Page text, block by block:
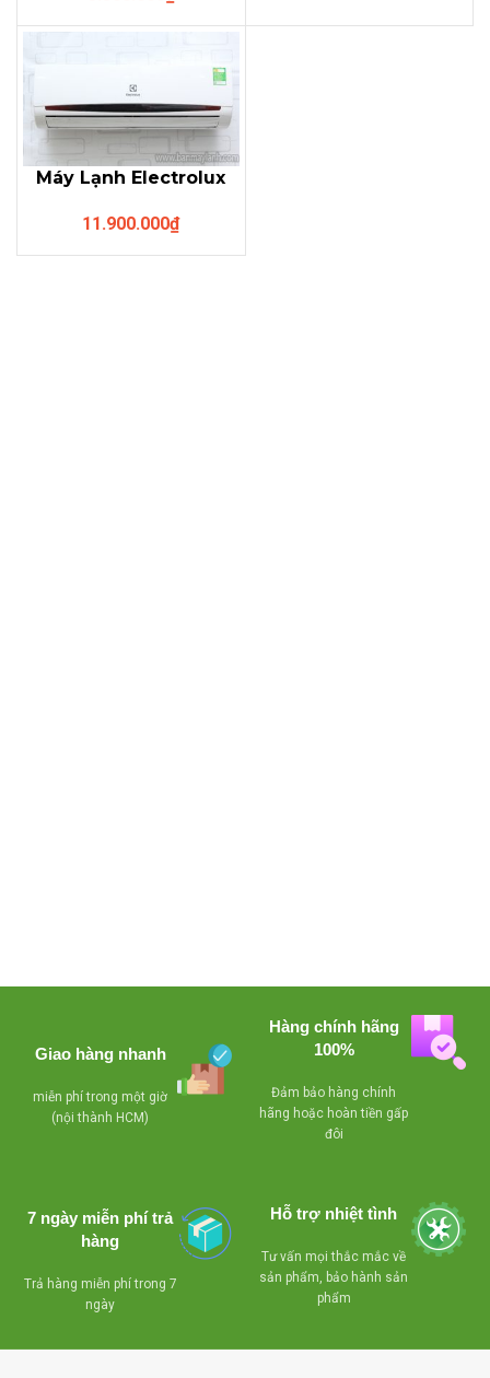
Máy Lạnh Electrolux
11.900.000₫
Giao hàng nhanh
miễn phí trong một giờ
(nội thành HCM)
Hàng chính hãng
100%
Đảm bảo hàng chính
hãng hoặc hoàn tiền gấp
đôi
7 ngày miễn phí trả
hàng
Trả hàng miễn phí trong 7
ngày
Hỗ trợ nhiệt tình
Tư vấn mọi thắc mắc về
sản phẩm, bảo hành sản
phẩm